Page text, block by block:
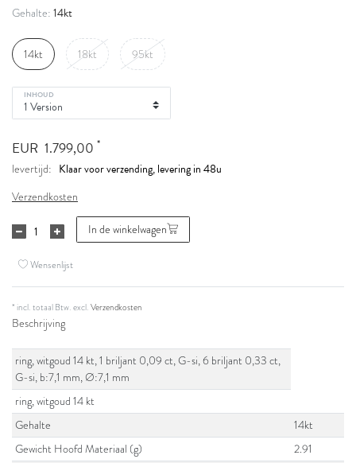
Gehalte: 14kt
14kt 18kt 95kt
INHOUD
EUR 1.799,00 *
levertijd: Klaar voor verzending, levering in 48u
Verzendkosten
In de winkelwagen
Wensenlijst
* incl. totaal Btw. excl.Verzendkosten
Beschrijving
ring, witgoud 14 kt, 1 briljant 0,09 ct, G-si, 6 briljant 0,33 ct,
G-si, b:7,1 mm, Ø:7,1 mm
ring, witgoud 14 kt
Gehalte
14kt
Gewicht Hoofd Materiaal (g)
2.91